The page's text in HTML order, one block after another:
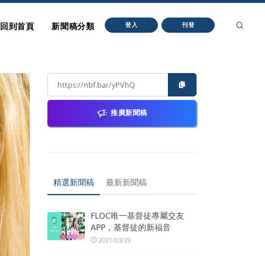
回到首頁 新聞稿分類 登入 刊登
推廣新聞稿
精選新聞稿 最新新聞稿
FLOC唯一基督徒專屬交友
APP，基督徒的新福音
2021/03/29